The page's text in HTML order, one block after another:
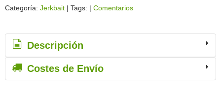
Categoría: Jerkbait | Tags: | Comentarios
Descripción
Costes de Envío